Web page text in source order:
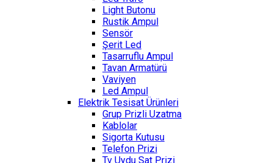
Light Butonu
Rustik Ampul
Sensör
Şerit Led
Tasarruflu Ampul
Tavan Armatürü
Vaviyen
Led Ampul
Elektrik Tesisat Ürünleri
Grup Prizli Uzatma
Kablolar
Sigorta Kutusu
Telefon Prizi
Tv Uydu Sat Prizi